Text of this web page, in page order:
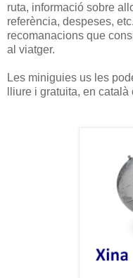
ruta, informació sobre
referència, despeses,
recomanacions que
al viatger.
Les miniguies us les
lliure i gratuita, en